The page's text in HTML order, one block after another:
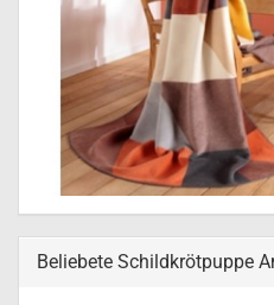
Beliebete Schildkrötpuppe